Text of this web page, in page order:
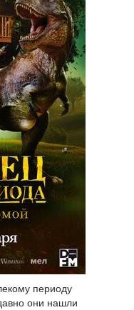
периоду
они нашли